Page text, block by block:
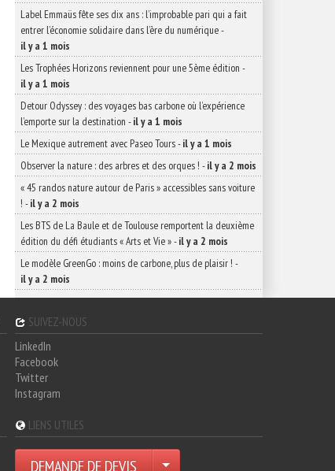
Label Emmaüs fête ses dix ans : l’improbable pari qui a fait
entrer l’économie solidaire dans l’ère du numérique-
il y a 1 mois
Les Trophées Horizons reviennent pour une 5ème édition -
il y a 1 mois
Detour Odyssey : des voyages bas carbone où l’expérience
l’emporte sur la destination -il y a 1 mois
Le Mexique autrement avec Paseo Tours-il y a 1 mois
Observer la nature : des arbres et des orques ! -il y a 2 mois
« 45 randos nature autour de Paris » accessibles sans voiture
! -il y a 2 mois
Les BTS de La Baule et de Toulouse remportent la deuxième
édition du défi étudiants « Arts et Vie »-il y a 2 mois
Le modèle GreenGo : moins de carbone, plus de plaisir ! -
il y a 2 mois
SUIVEZ-NOUS
LinkedIn
Facebook
Twitter
Instagram
LIENS UTILES
DEMANDE DE DEVIS